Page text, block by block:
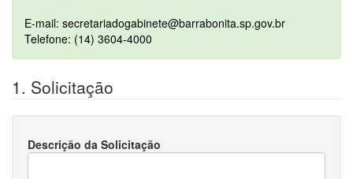
E-mail: secretariadogabinete@barrabonita.sp.gov.br
Telefone: (14) 3604-4000
1. Solicitação
Descrição da Solicitação